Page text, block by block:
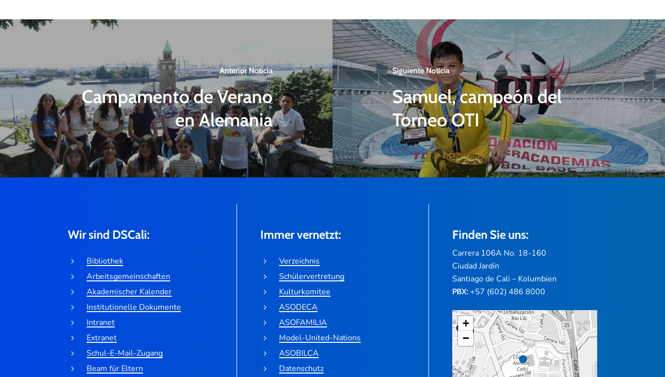
Anterior Noticia
Campamento de Verano
en Alemania
Siguiente Noticia
Samuel, campeón del
Torneo OTI
Wir sind DSCali:
Bibliothek
Arbeitsgemeinschaften
Akademischer Kalender
Institutionelle Dokumente
Intranet
Extranet
Schul-E-Mail-Zugang
Beam für Eltern
Immer vernetzt:
Verzeichnis
Schülervertretung
Kulturkomitee
ASODECA
ASOFAMILIA
Model-United-Nations
ASOBILCA
Datenschutz
Finden Sie uns:
Carrera 106A No. 18-160
Ciudad Jardín
Santiago de Cali – Kolumbien
PBX:+57 (602) 486 8000
+
−